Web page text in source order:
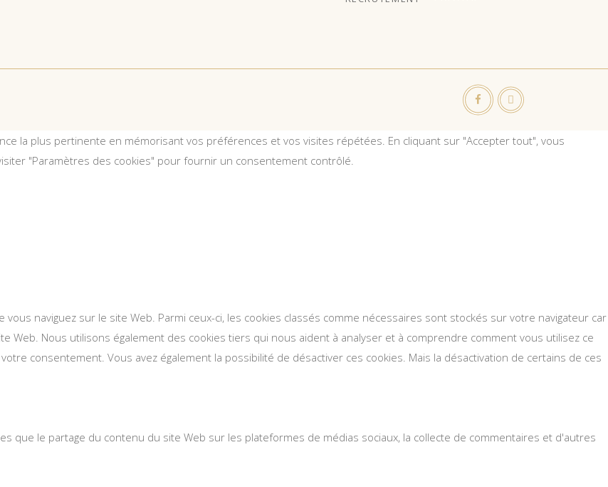
la plus pertinente en mémorisant vos préférences et vos visites répétées. En cliquant sur "Accepter tout", vous
"Paramètres des cookies" pour fournir un consentement contrôlé.
naviguez sur le site Web. Parmi ceux-ci, les cookies classés comme nécessaires sont stockés sur votre navigateur car
Nous utilisons également des cookies tiers qui nous aident à analyser et à comprendre comment vous utilisez ce
consentement. Vous avez également la possibilité de désactiver ces cookies. Mais la désactivation de certains de ces
que le partage du contenu du site Web sur les plateformes de médias sociaux, la collecte de commentaires et d'autres